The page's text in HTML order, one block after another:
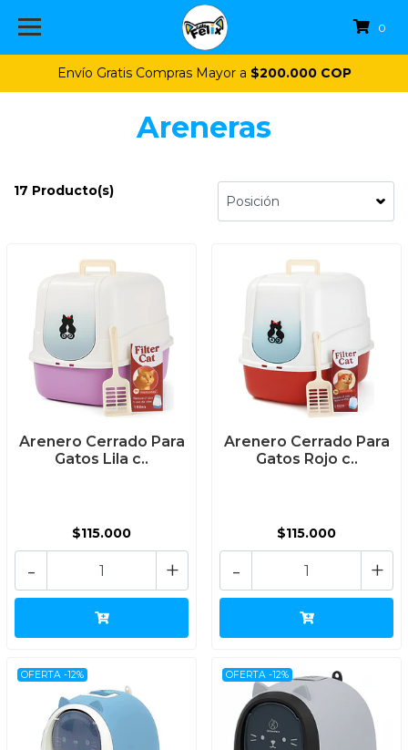
Envío Gratis Compras Mayor a $200.000 COP
0
Areneras
17 Producto(s)
Arenero Cerrado Para
Gatos Lila c..
$115.000
+
-
Arenero Cerrado Para
Gatos Rojo c..
$115.000
+
-
OFERTA -12% OFERTA -12%